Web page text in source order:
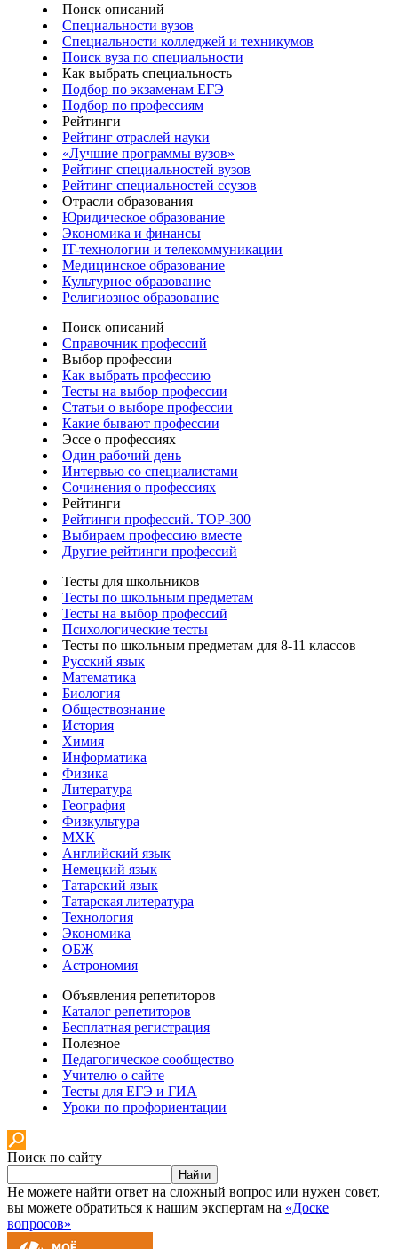
Поиск описаний
Специальности вузов
Специальности колледжей и техникумов
Поиск вуза по специальности
Как выбрать специальность
Подбор по экзаменам ЕГЭ
Подбор по профессиям
Рейтинги
Рейтинг отраслей науки
«Лучшие программы вузов»
Рейтинг специальностей вузов
Рейтинг специальностей ссузов
Отрасли образования
Юридическое образование
Экономика и финансы
IT-технологии и телекоммуникации
Медицинское образование
Культурное образование
Религиозное образование
Поиск описаний
Справочник профессий
Выбор профессии
Как выбрать профессию
Тесты на выбор профессии
Статьи о выборе профессии
Какие бывают профессии
Эссе о профессиях
Один рабочий день
Интервью со специалистами
Сочинения о профессиях
Рейтинги
Рейтинги профессий. TOP-300
Выбираем профессию вместе
Другие рейтинги профессий
Тесты для школьников
Тесты по школьным предметам
Тесты на выбор профессий
Психологические тесты
Тесты по школьным предметам для 8-11 классов
Русский язык
Математика
Биология
Обществознание
История
Химия
Информатика
Физика
Литература
География
Физкультура
МХК
Английский язык
Немецкий язык
Татарский язык
Татарская литература
Технология
Экономика
ОБЖ
Астрономия
Объявления репетиторов
Каталог репетиторов
Бесплатная регистрация
Полезное
Педагогическое сообщество
Учителю о сайте
Тесты для ЕГЭ и ГИА
Уроки по профориентации
Поиск по сайту
Найти
Не можете найти ответ на сложный вопрос или нужен совет,
вы можете обратиться к нашим экспертам на «Доске
вопросов»